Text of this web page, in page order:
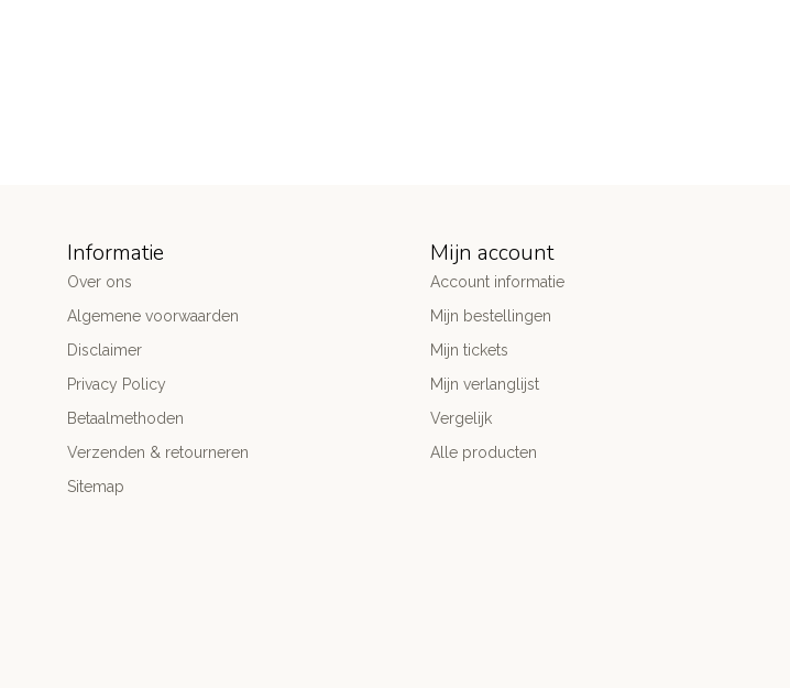
Informatie
Over ons
Algemene voorwaarden
Disclaimer
Privacy Policy
Betaalmethoden
Verzenden & retourneren
Sitemap
Mijn account
Account informatie
Mijn bestellingen
Mijn tickets
Mijn verlanglijst
Vergelijk
Alle producten